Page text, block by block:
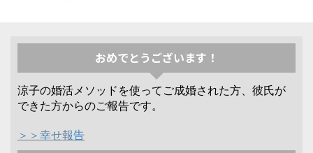
おめでとうございます！
涼子の婚活メソッドを使ってご成婚された方、彼氏が
できた方からのご報告です。
＞＞幸せ報告